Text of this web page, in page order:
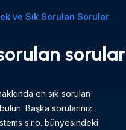
ve Sık Sorulan Sorular
sorular
en sık sorulan
Başka sorularınız
s.r.o. bünyesindeki